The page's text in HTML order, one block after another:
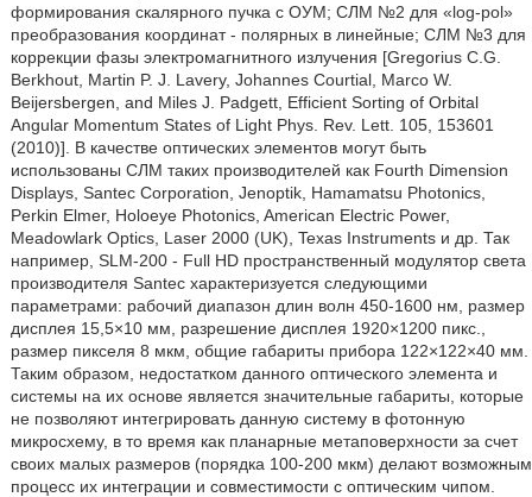
формирования скалярного пучка с ОУМ; СЛМ №2 для «log-pol»
преобразования координат - полярных в линейные; СЛМ №3 для
коррекции фазы электромагнитного излучения [Gregorius С.G.
Berkhout, Martin P. J. Lavery, Johannes Courtial, Marco W.
Beijersbergen, and Miles J. Padgett, Efficient Sorting of Orbital
Angular Momentum States of Light Phys. Rev. Lett. 105, 153601
(2010)]. В качестве оптических элементов могут быть
использованы СЛМ таких производителей как Fourth Dimension
Displays, Santec Corporation, Jenoptik, Hamamatsu Photonics,
Perkin Elmer, Holoeye Photonics, American Electric Power,
Meadowlark Optics, Laser 2000 (UK), Texas Instruments и др. Так
например, SLM-200 - Full HD пространственный модулятор света
производителя Santec характеризуется следующими
параметрами: рабочий диапазон длин волн 450-1600 нм, размер
дисплея 15,5×10 мм, разрешение дисплея 1920×1200 пикс.,
размер пикселя 8 мкм, общие габариты прибора 122×122×40 мм.
Таким образом, недостатком данного оптического элемента и
системы на их основе является значительные габариты, которые
не позволяют интегрировать данную систему в фотонную
микросхему, в то время как планарные метаповерхности за счет
своих малых размеров (порядка 100-200 мкм) делают возможным
процесс их интеграции и совместимости с оптическим чипом.